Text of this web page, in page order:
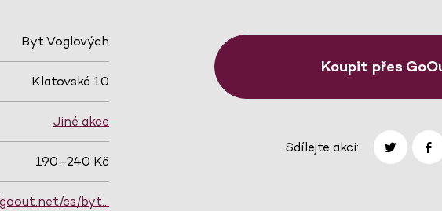
Byt Voglových
Klatovská 10
Jiné akce
190–240 Kč
cs/byt…
Koupit přes
Sdílejte akci: